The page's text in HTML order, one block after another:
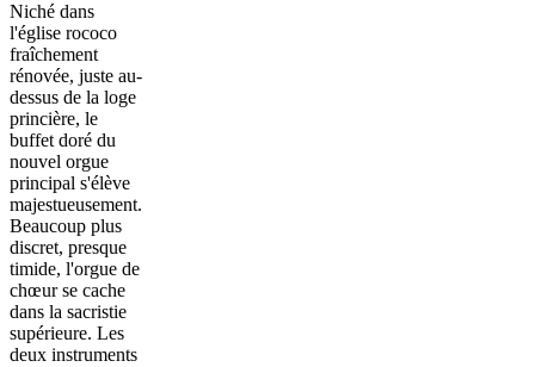
Niché dans
l'église rococo
fraîchement
rénovée, juste au-
dessus de la loge
princière, le
buffet doré du
nouvel orgue
principal s'élève
majestueusement.
Beaucoup plus
discret, presque
timide, l'orgue de
chœur se cache
dans la sacristie
supérieure. Les
deux instruments